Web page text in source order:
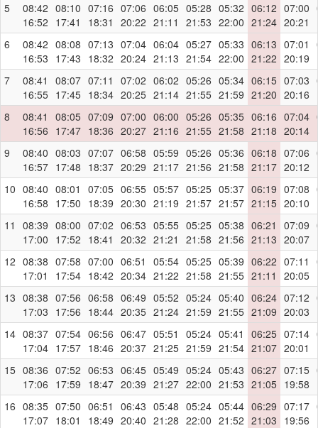
5
08:42
16:52
08:10
17:41
07:16
18:31
07:06
20:22
06:05
21:11
05:28
21:53
05:32
22:00
06:12
21:24
07:00
20:21
6
08:42
16:53
08:08
17:43
07:13
18:32
07:04
20:24
06:04
21:13
05:27
21:54
05:33
22:00
06:13
21:22
07:01
20:19
7
08:41
16:55
08:07
17:45
07:11
18:34
07:02
20:25
06:02
21:14
05:26
21:55
05:34
21:59
06:15
21:20
07:03
20:16
8
08:41
16:56
08:05
17:47
07:09
18:36
07:00
20:27
06:00
21:16
05:26
21:55
05:35
21:58
06:16
21:18
07:04
20:14
9
08:40
16:57
08:03
17:48
07:07
18:37
06:58
20:29
05:59
21:17
05:26
21:56
05:36
21:58
06:18
21:17
07:06
20:12
10 08:40
16:58
08:01
17:50
07:05
18:39
06:55
20:30
05:57
21:19
05:25
21:57
05:37
21:57
06:19
21:15
07:08
20:10
11
08:39
17:00
08:00
17:52
07:02
18:41
06:53
20:32
05:55
21:21
05:25
21:58
05:38
21:56
06:21
21:13
07:09
20:07
12 08:38
17:01
07:58
17:54
07:00
18:42
06:51
20:34
05:54
21:22
05:25
21:58
05:39
21:55
06:22
21:11
07:11
20:05
13 08:38
17:03
07:56
17:56
06:58
18:44
06:49
20:35
05:52
21:24
05:24
21:59
05:40
21:55
06:24
21:09
07:12
20:03
14 08:37
17:04
07:54
17:57
06:56
18:46
06:47
20:37
05:51
21:25
05:24
21:59
05:41
21:54
06:25
21:07
07:14
20:01
15 08:36
17:06
07:52
17:59
06:53
18:47
06:45
20:39
05:49
21:27
05:24
22:00
05:43
21:53
06:27
21:05
07:15
19:58
16 08:35
17:07
07:50
18:01
06:51
18:49
06:43
20:40
05:48
21:28
05:24
22:00
05:44
21:52
06:29
21:03
07:17
19:56